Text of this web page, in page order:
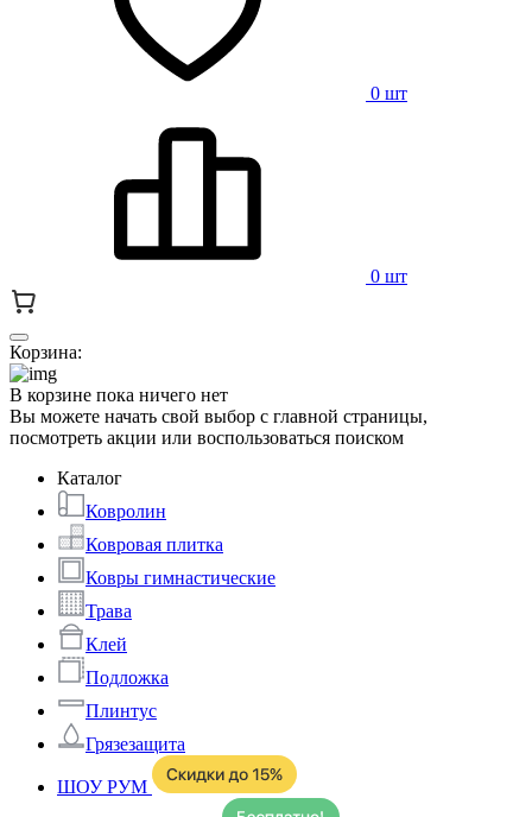
0 шт
0 шт
Корзина:
В корзине пока ничего нет
Вы можете начать свой выбор с главной страницы,
посмотреть акции или воспользоваться поиском
Каталог
Ковролин
Ковровая плитка
Ковры гимнастические
Трава
Клей
Подложка
Плинтус
Грязезащита
ШОУ РУМ